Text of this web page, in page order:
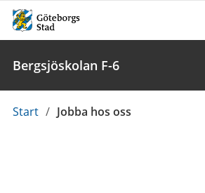
Bergsjöskolan F-6
Du
Start / Jobba hos oss